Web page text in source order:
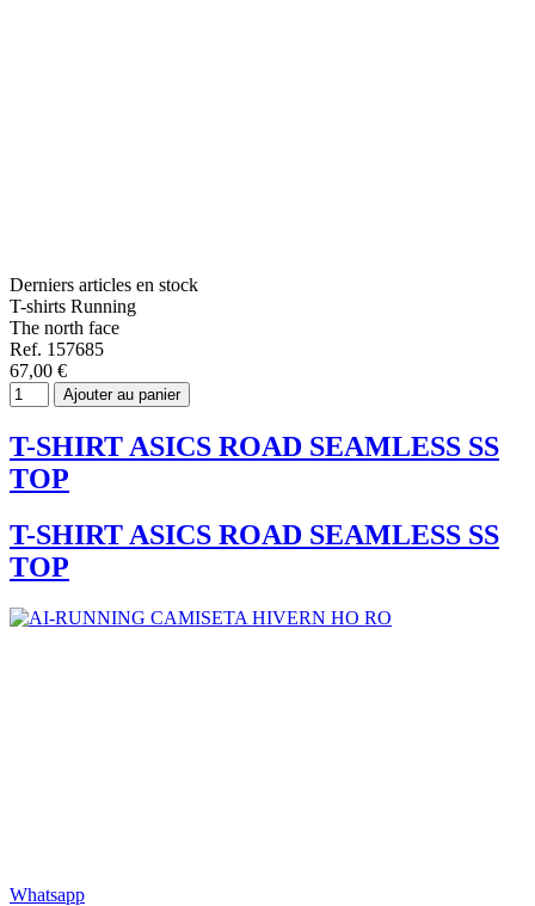
Whatsapp
Derniers articles en stock
T-shirts Running
The north face
Ref. 157685
67,00 €
Ajouter au panier
T-SHIRT ASICS ROAD SEAMLESS SS
TOP
T-SHIRT ASICS ROAD SEAMLESS SS
TOP